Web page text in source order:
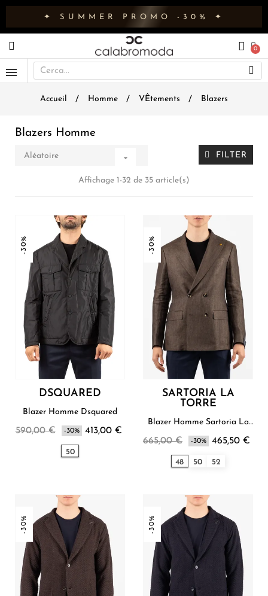
✦ SUMMER PROMO -30% ✦
Accueil Homme VÊtements Blazers
Blazers Homme
Aléatoire  FILTER
Affichage 1-32 de 35 article(s)
-30%
DSQUARED
Blazer Homme Dsquared
590,00 € -30% 413,00 €
50
-30%
SARTORIA LA
TORRE
Blazer Homme Sartoria La
665,00 € -30% 465,50 €
48 50 52
-30% -30%